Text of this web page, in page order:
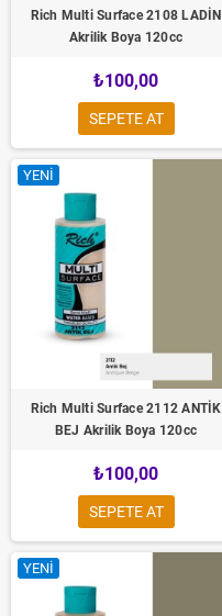
Rich Multi Surface 2108 LADİN
Akrilik Boya 120cc
₺100,00
SEPETE AT
YENI
Rich Multi Surface 2112 ANTİK
BEJ Akrilik Boya 120cc
₺100,00
SEPETE AT
YENI